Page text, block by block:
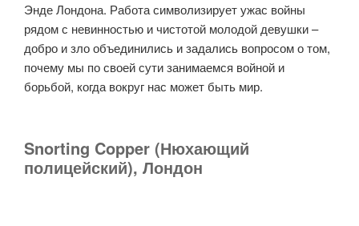
Энде Лондона. Работа символизирует ужас войны
рядом с невинностью и чистотой молодой девушки –
добро и зло объединились и задались вопросом о том,
почему мы по своей сути занимаемся войной и
борьбой, когда вокруг нас может быть мир.
Snorting Copper (Нюхающий
полицейский), Лондон